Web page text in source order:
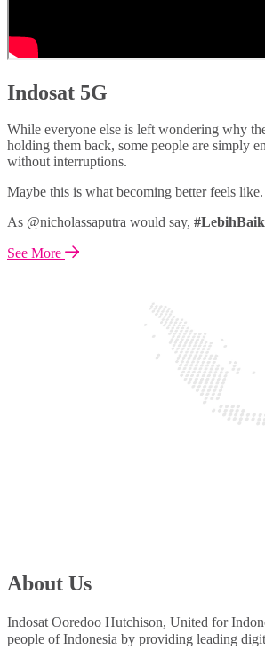
Indosat 5G
While everyone else is left wondering why
holding them back, some people are simply
without interruptions.
Maybe this is what becoming better feels like.
As @nicholassaputra would say,
See More
About Us
Indosat Ooredoo Hutchison, United for
people of Indonesia by providing leading